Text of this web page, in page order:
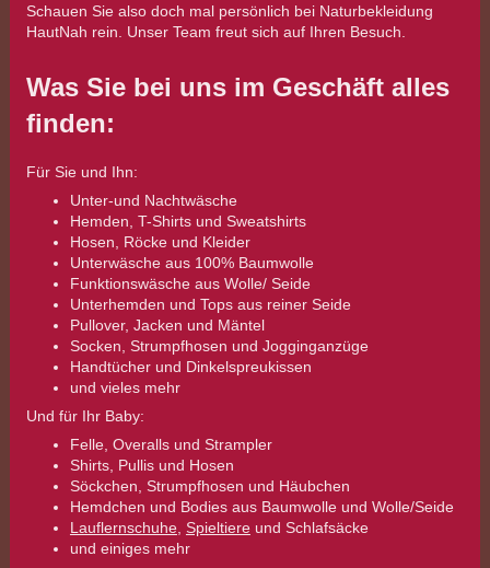
Schauen Sie also doch mal persönlich bei Naturbekleidung
HautNah rein. Unser Team freut sich auf Ihren Besuch.
Was Sie bei uns im Geschäft alles
finden:
Für Sie und Ihn:
Unter-und Nachtwäsche
Hemden, T-Shirts und Sweatshirts
Hosen, Röcke und Kleider
Unterwäsche aus 100% Baumwolle
Funktionswäsche aus Wolle/ Seide
Unterhemden und Tops aus reiner Seide
Pullover, Jacken und Mäntel
Socken, Strumpfhosen und Jogginganzüge
Handtücher und Dinkelspreukissen
und vieles mehr
Und für Ihr Baby:
Felle, Overalls und Strampler
Shirts, Pullis und Hosen
Söckchen, Strumpfhosen und Häubchen
Hemdchen und Bodies aus Baumwolle und Wolle/Seide
Lauflernschuhe, Spieltiereund Schlafsäcke
und einiges mehr